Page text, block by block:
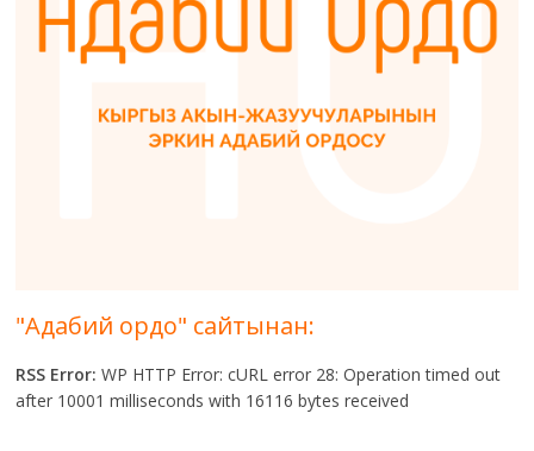
"Адабий ордо" сайтынан:
RSS Error: WP HTTP Error: cURL error 28: Operation timed out
after 10001 milliseconds with 16116 bytes received